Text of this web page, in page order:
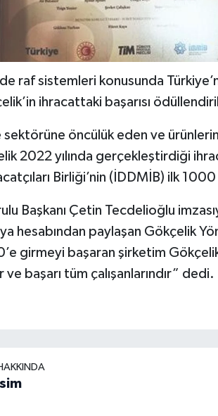
raf sistemleri konusunda
ihracattaki başarısı
sektörüne öncülük eden ve
2022 yılında gerçekleştirdiği
Birliği’nin (İDDMİB) ilk
Başkanı Çetin Tecdelioğlu
hesabından paylaşan Gökçelik
girmeyi başaran şirketim
başarı tüm çalışanlarındır” dedi.